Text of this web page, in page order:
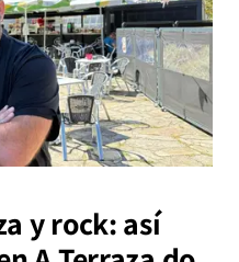
y rock: así